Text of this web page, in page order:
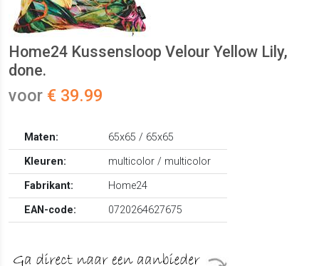
Home24 Kussensloop Velour Yellow Lily,
done.
voor € 39.99
Maten:
65x65 / 65x65
Kleuren:
multicolor / multicolor
Fabrikant:
Home24
EAN-code:
0720264627675